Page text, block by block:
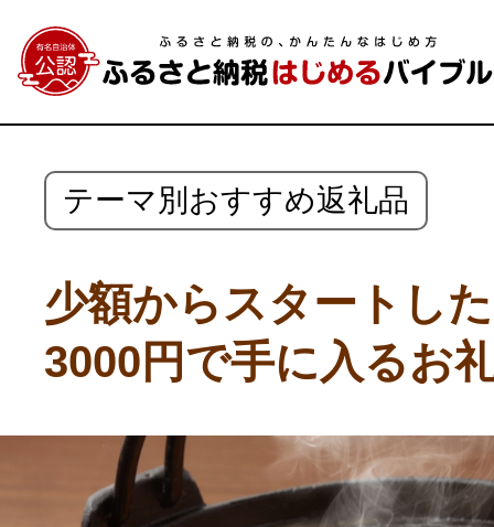
テーマ別おすすめ返礼品
少額からスタートし
3000円で手に入るお